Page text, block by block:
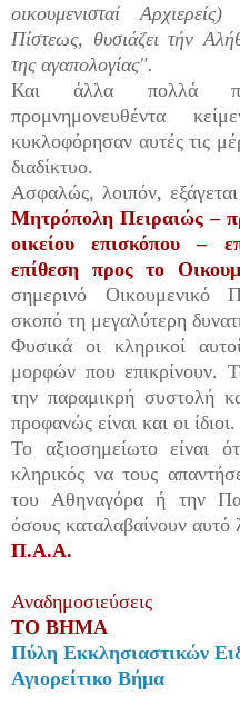
οικουμενισταί
Πίστεως, θυσιάζει τήν
της αγαπολογίας".
Και άλλα πολλά
προμνημονευθέντα
κυκλοφόρησαν αυτές τις
διαδίκτυο.
Ασφαλώς, λοιπόν,
Μητρόπολη Πειραιώς –
οικείου επισκόπου –
επίθεση προς το
σημερινό Οικουμενικό
σκοπό τη μεγαλύτερη
Φυσικά οι κληρικοί
μορφών που επικρίνουν.
την παραμικρή συστολή
προφανώς είναι και οι ίδιοι.
Το αξιοσημείωτο είναι
κληρικός να τους
του Αθηναγόρα ή την
όσους καταλαβαίνουν αυτό
Π.Α.Α.
Αναδημοσιεύσεις
ΤΟ ΒΗΜΑ
Πύλη Εκκλησιαστικών
Αγιορείτικο Βήμα